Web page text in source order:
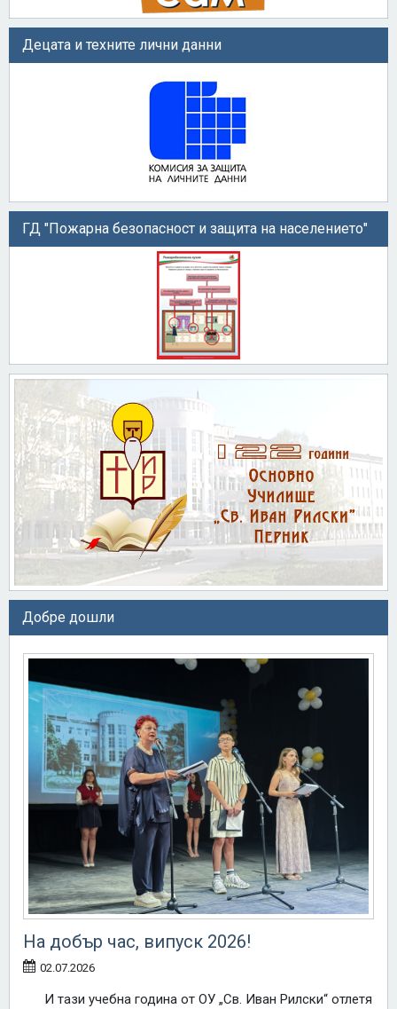
Децата и техните лични данни
ГД "Пожарна безопасност и защита на населението"
Добре дошли
На добър час, випуск 2026!
02.07.2026
И тази учебна година от ОУ „Св. Иван Рилски“ отлетя